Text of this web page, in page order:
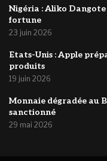
‎Nigéria : Aliko
fortune
23 juin 2026
Etats-Unis : Apple
produits
19 juin 2026
Monnaie dégradée au
sanctionné
29 mai 2026